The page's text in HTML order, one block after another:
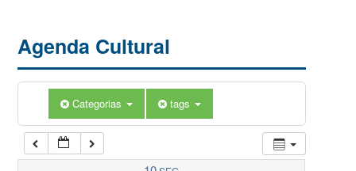
Agenda Cultural
Categorias tags
5:00
7:00